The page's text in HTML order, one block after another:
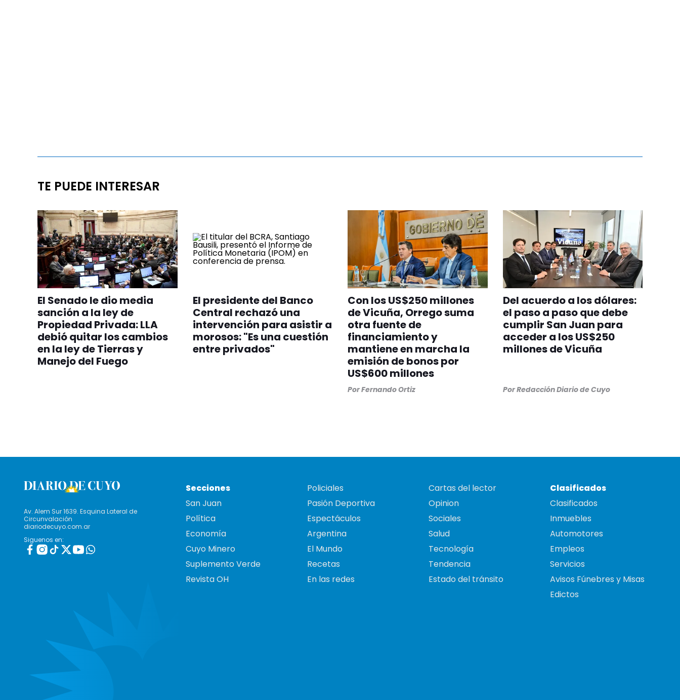
TE PUEDE INTERESAR
El Senado le dio media
sanción a la ley de
Propiedad Privada: LLA
debió quitar los cambios
en la ley de Tierras y
Manejo del Fuego
El presidente del Banco
Central rechazó una
intervención para asistir a
morosos: "Es una cuestión
entre privados"
Con los US$250 millones
de Vicuña, Orrego suma
otra fuente de
financiamiento y
mantiene en marcha la
emisión de bonos por
US$600 millones
PorFernando Ortiz
Del acuerdo a los dólares:
el paso a paso que debe
cumplir San Juan para
acceder a los US$250
millones de Vicuña
PorRedacción Diario de Cuyo
Av. Alem Sur 1639. Esquina Lateral de
Circunvalación
diariodecuyo.com.ar
Siguenos en:
Secciones
San Juan
Política
Economía
Cuyo Minero
Suplemento Verde
Revista OH
Policiales
Pasión Deportiva
Espectáculos
Argentina
El Mundo
Recetas
En las redes
Cartas del lector
Opinion
Sociales
Salud
Tecnología
Tendencia
Estado del tránsito
Clasificados
Clasificados
Inmuebles
Automotores
Empleos
Servicios
Avisos Fúnebres y Misas
Edictos